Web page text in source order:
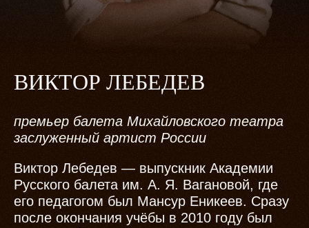
ВИКТОР ЛЕБЕДЕВ
премьер балета Михайловского театра
заслуженный артист России
Виктор Лебедев — выпускник Академии
Русского балета им. А. Я. Вагановой, где
его педагогом был Мансур Еникеев. Сразу
после окончания учёбы в 2010 году был